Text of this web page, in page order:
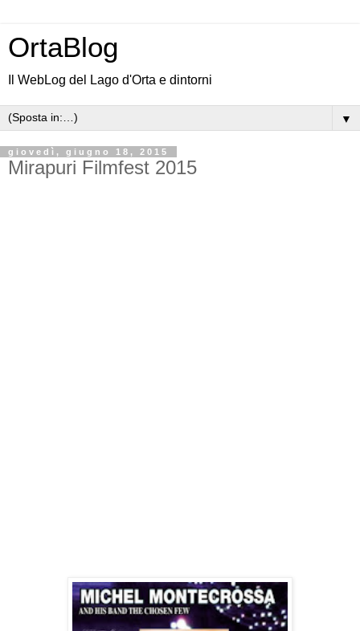
OrtaBlog
Il WebLog del Lago d'Orta e dintorni
▼
giovedì, giugno 18, 2015
Mirapuri Filmfest 2015